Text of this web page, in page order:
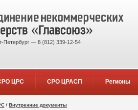
Петербург — 8 (812) 339-12-54
ЦРС СРО ЦРАСП Регионы
/ Внутренние документы